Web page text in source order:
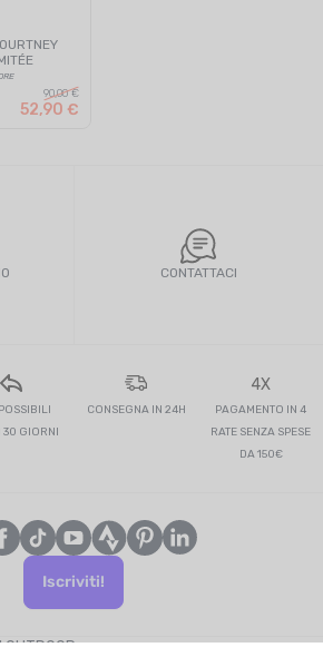
90,00 €
52,90 €
CONTATTACI
30 GIORNI
CONSEGNA IN 24H
4X
PAGAMENTO IN 4
RATE SENZA SPESE
DA 150€
Iscriviti!
OUTDOOR